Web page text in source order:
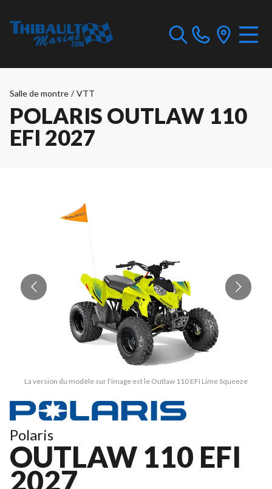
Salle de montre / VTT
POLARIS OUTLAW 110
EFI 2027
La version du modèle sur l'image est le Outlaw 110 EFI Lime Squeeze
Polaris
OUTLAW 110 EFI
2027